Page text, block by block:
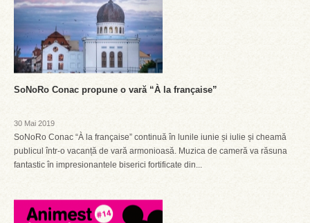
SoNoRo Conac propune o vară “À la française”
30 Mai 2019
SoNoRo Conac “À la française” continuă în lunile iunie și iulie și cheamă
publicul într-o vacanță de vară armonioasă. Muzica de cameră va răsuna
fantastic în impresionantele biserici fortificate din...